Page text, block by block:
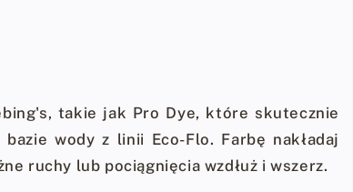
takie jak Pro Dye, które skutecznie
wody z linii Eco-Flo. Farbę nakładaj
ruchy lub pociągnięcia wzdłuż i wszerz.